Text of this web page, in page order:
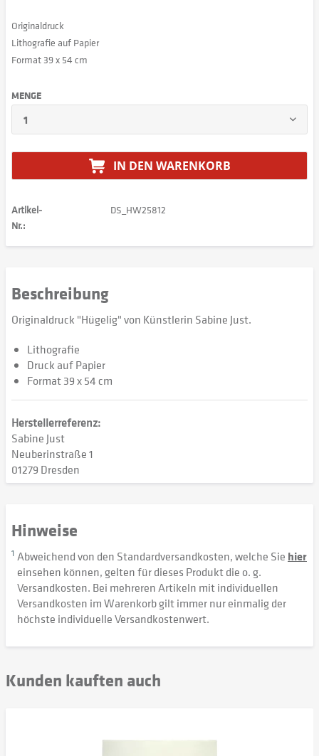
Originaldruck
Lithografie auf Papier
Format 39 x 54 cm
MENGE
IN DEN WARENKORB
Artikel-
Nr.:
DS_HW25812
Beschreibung
Originaldruck "Hügelig" von Künstlerin Sabine Just.
Lithografie
Druck auf Papier
Format 39 x 54 cm
Herstellerreferenz:
Sabine Just
Neuberinstraße 1
01279 Dresden
Hinweise
1 Abweichend von den Standardversandkosten, welche Sie hier
einsehen können, gelten für dieses Produkt die o. g.
Versandkosten. Bei mehreren Artikeln mit individuellen
Versandkosten im Warenkorb gilt immer nur einmalig der
höchste individuelle Versandkostenwert.
Kunden kauften auch